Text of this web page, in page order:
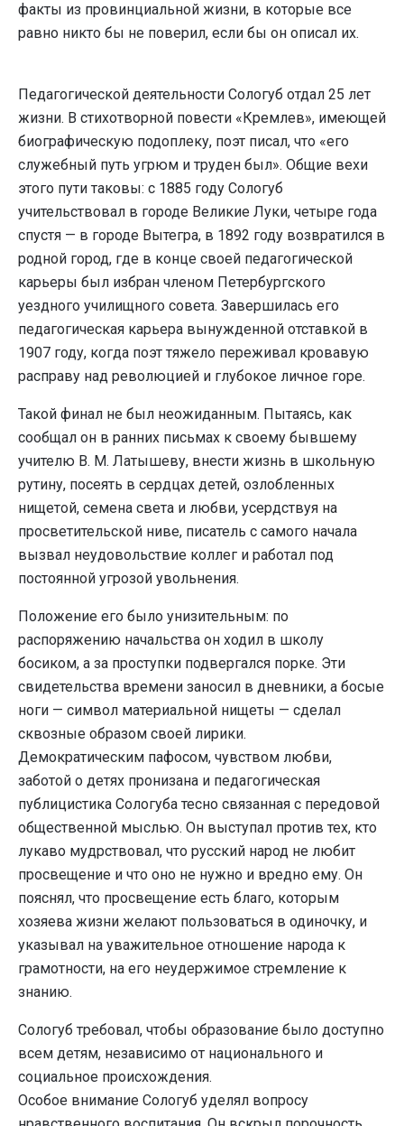
факты из провин­циальной жизни, в которые все
равно никто бы не поверил, если бы он опи­сал их.
Педагогической деятельности Сологуб отдал 25 лет
жизни. В стихотворной пове­сти «Кремлев», имеющей
биографическую подоплеку, поэт писал, что «его
служеб­ный путь угрюм и труден был». Общие вехи
этого пути таковы: с 1885 году Сологуб
учительствовал в городе Великие Луки, четыре года
спустя — в городе Вытегра, в 1892 году возвра­тился в
родной город, где в конце своей педагогической
карьеры был избран чле­ном Петербургского
уездного училищного совета. Завершилась его
педагогическая карьера вынужденной отставкой в
1907 году, когда поэт тяжело переживал кровавую
расправу над революцией и глубокое лич­ное горе.
Такой финал не был неожиданным. Пытаясь, как
сообщал он в ранних письмах к своему бывшему
учителю В. М. Латышеву, внести жизнь в школьную
рутину, посеять в сердцах детей, озлобленных
нищетой, семена света и любви, усердствуя на
просветительской ниве, писатель с самого начала
вызвал неудовольствие коллег и работал под
постоянной угрозой увольнения.
Положение его было унизительным: по
распоряжению начальства он ходил в школу
босиком, а за проступки подвергался порке. Эти
свидетельства времени заносил в дневники, а босые
ноги — символ материальной нищеты — сделал
сквозные образом своей лирики.
Демократическим пафосом, чувством любви,
заботой о детях пронизана и педагогическая
публицистика Сологуба тесно связанная с передовой
общественной мыслью. Он выступал против тех, кто
лукаво мудрствовал, что русский народ не любит
просвещение и что оно не нужно и вредно ему. Он
пояснял, что просвещение есть благо, которым
хозяева жизни желают пользоваться в одиночку, и
указывал на уважительное отношение народа к
грамотности, на его неудержимое стремление к
знанию.
Сологуб требовал, чтобы образование было доступно
всем детям, независимо от национального и
социальное происхождения.
Особое внимание Сологуб уделял вопросу